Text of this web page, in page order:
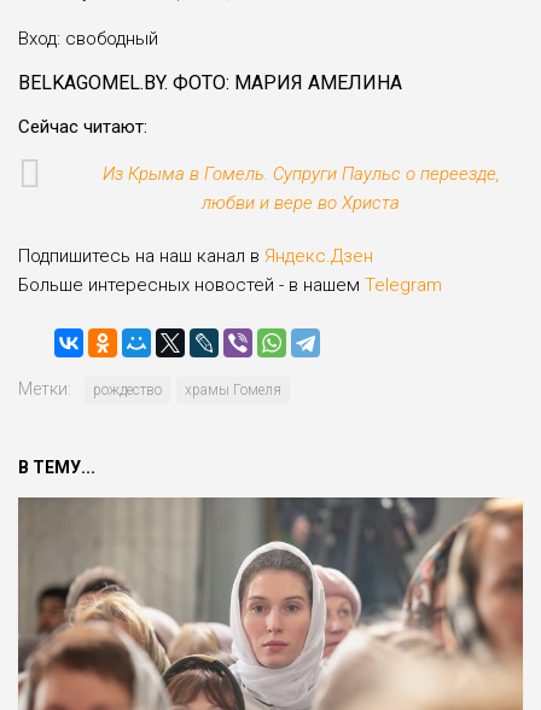
Вход: свободный
BELKAGOMEL.BY. ФОТО: МАРИЯ АМЕЛИНА
Cейчас читают:
Из Крыма в Гомель. Супруги Паульс о переезде,
любви и вере во Христа
Подпишитесь на наш канал в Яндекс.Дзен
Больше интересных новостей - в нашем Telegram
Метки: рождество храмы Гомеля
В ТЕМУ...